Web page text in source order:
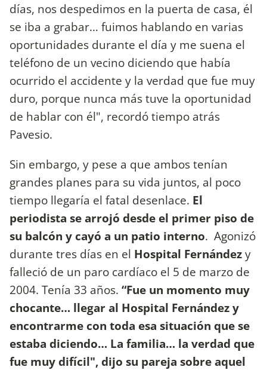
días, nos despedimos en la puerta de casa, él
se iba a grabar… fuimos hablando en varias
oportunidades durante el día y me suena el
teléfono de un vecino diciendo que había
ocurrido el accidente y la verdad que fue muy
duro, porque nunca más tuve la oportunidad
de hablar con él", recordó tiempo atrás
Pavesio.
Sin embargo, y pese a que ambos tenían
grandes planes para su vida juntos, al poco
tiempo llegaría el fatal desenlace. El
periodista se arrojó desde el primer piso de
su balcón y cayó a un patio interno. Agonizó
durante tres días en el Hospital Fernándezy
falleció de un paro cardíaco el 5 de marzo de
2004. Tenía 33 años. “Fue un momento muy
chocante… llegar al Hospital Fernández y
encontrarme con toda esa situación que se
estaba diciendo… La familia… la verdad que
fue muy difícil", dijo su pareja sobre aquel